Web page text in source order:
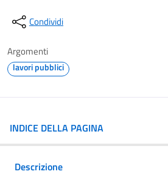
Condividi
Argomenti
lavori pubblici
INDICE DELLA PAGINA
Descrizione